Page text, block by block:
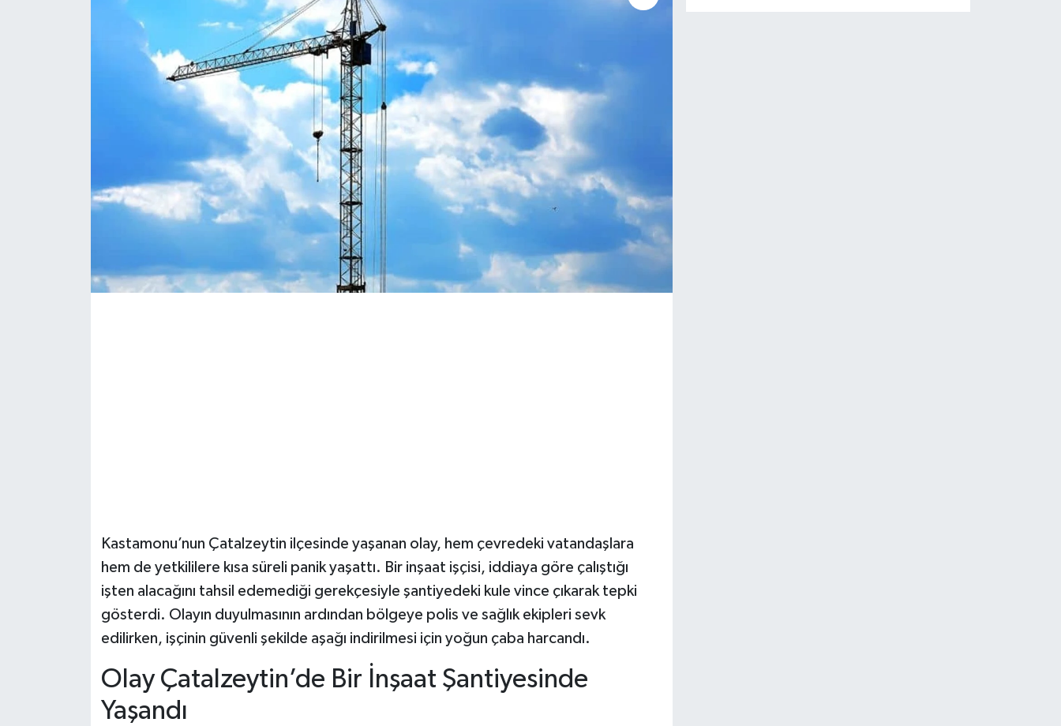
Kastamonu’nun Çatalzeytin ilçesinde yaşanan olay, hem çevredeki vatandaşlara
hem de yetkililere kısa süreli panik yaşattı. Bir inşaat işçisi, iddiaya göre çalıştığı
işten alacağını tahsil edemediği gerekçesiyle şantiyedeki kule vince çıkarak tepki
gösterdi. Olayın duyulmasının ardından bölgeye polis ve sağlık ekipleri sevk
edilirken, işçinin güvenli şekilde aşağı indirilmesi için yoğun çaba harcandı.
Olay Çatalzeytin’de Bir İnşaat Şantiyesinde
Yaşandı
Daday Haberleri
Devrekani Haberleri
Doğanyurt Haberleri
İhsangazi Haberleri
İnebolu Haberleri
Karadeniz Haberleri
Teknoloji Haberleri
Dünya Haberleri